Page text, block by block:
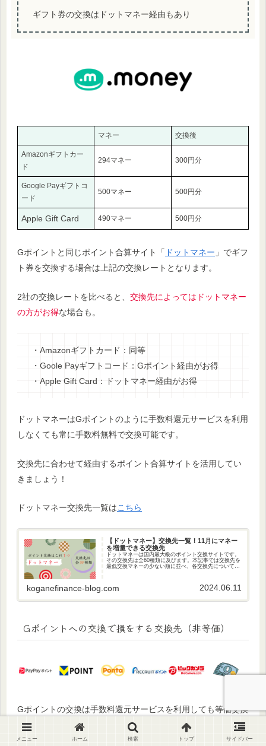
ギフト券の交換はドットマネー経由もあり
マネー 交換後
Amazonギフトカー
ド
294マネー 300円分
Google Payギフトコ
ード
500マネー 500円分
Apple Gift Card 490マネー 500円分
Gポイントと同じポイント合算サイト「 ドットマネー 」でギフ
ト券を交換する場合は上記の交換レートとなります。
2社の交換レートを比べると、 交換先によってはドットマネー
の方がお得な場合も。
・Amazonギフトカード：同等
・Goole Payギフトコード：Gポイント経由がお得
・Apple Gift Card：ドットマネー経由がお得
ドットマネーはGポイントのように手数料還元サービスを利用
しなくても常に手数料無料で交換可能です。
交換先に合わせて経由するポイント合算サイトを活用してい
きましょう！
ドットマネー交換先一覧はこちら
【ドットマネー】交換先一覧！11月にマネー
を増量できる交換先
ドットマネーは国内最大級のポイント交換サイトです。
その交換先は全60種類に及びます。本記事では交換先を
最低交換マネーの少ない順に並べ、各交換先についてコ
koganefinance-blog.com 2024.06.11
Gポイントへの交換で損をする交換先 （非等価）
Gポイントの交換は手数料還元サービスを利用しても等価交換
できない交換先、交換レートで損をする交換先があるのでま
とめます。
メニュー ホーム 検索 トップ サイドバー